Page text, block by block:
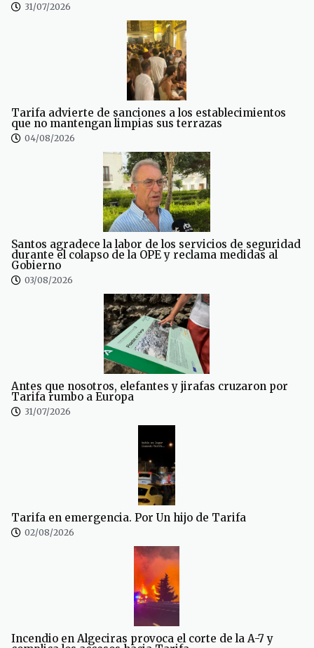
31/07/2026
Tarifa advierte de sanciones a los establecimientos
que no mantengan limpias sus terrazas
04/08/2026
Santos agradece la labor de los servicios de seguridad
durante el colapso de la OPE y reclama medidas al
Gobierno
03/08/2026
Antes que nosotros, elefantes y jirafas cruzaron por
Tarifa rumbo a Europa
31/07/2026
Tarifa en emergencia. Por Un hijo de Tarifa
02/08/2026
Incendio en Algeciras provoca el corte de la A-7 y